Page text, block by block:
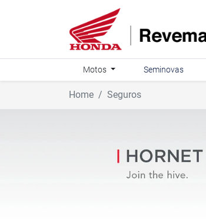
Motos Seminovas
Home Seguros